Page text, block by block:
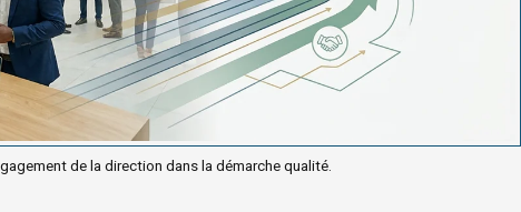
de la direction dans la démarche qualité.